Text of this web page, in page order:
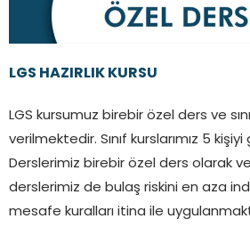
LGS HAZIRLIK KURSU
LGS kursumuz birebir özel ders ve
verilmektedir. Sınıf kurslarımız 5
Derslerimiz birebir özel ders olarak
derslerimiz de bulaş riskini en aza
mesafe kuralları itina ile